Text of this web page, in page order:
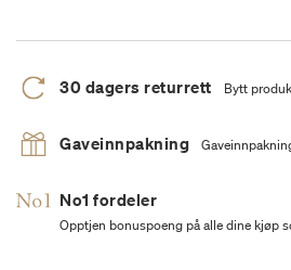
30 dagers returrett Bytt
Gaveinnpakning
No1 fordeler
Opptjen bonuspoeng på alle dine kjøp